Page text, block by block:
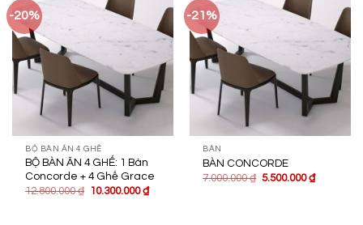
-20%
BỘ BÀN ĂN 4 GHẾ
BỘ BÀN ĂN 4 GHẾ: 1 Bàn
Concorde + 4 Ghế Grace
12.800.000₫ 10.300.000₫
-21%
BÀN
BÀN CONCORDE
7.000.000₫ 5.500.000₫